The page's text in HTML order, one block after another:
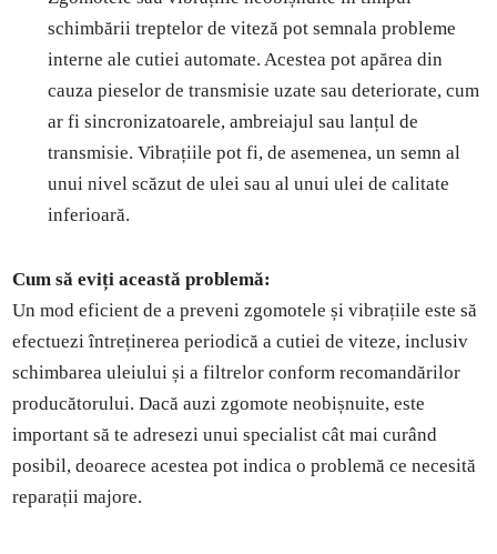
schimbării treptelor de viteză pot semnala probleme
interne ale cutiei automate. Acestea pot apărea din
cauza pieselor de transmisie uzate sau deteriorate, cum
ar fi sincronizatoarele, ambreiajul sau lanțul de
transmisie. Vibrațiile pot fi, de asemenea, un semn al
unui nivel scăzut de ulei sau al unui ulei de calitate
inferioară.
Cum să eviți această problemă:
Un mod eficient de a preveni zgomotele și vibrațiile este să
efectuezi întreținerea periodică a cutiei de viteze, inclusiv
schimbarea uleiului și a filtrelor conform recomandărilor
producătorului. Dacă auzi zgomote neobișnuite, este
important să te adresezi unui specialist cât mai curând
posibil, deoarece acestea pot indica o problemă ce necesită
reparații majore.